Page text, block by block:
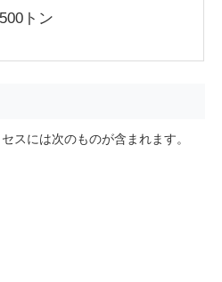
金型
トン
スには次のものが含まれます。